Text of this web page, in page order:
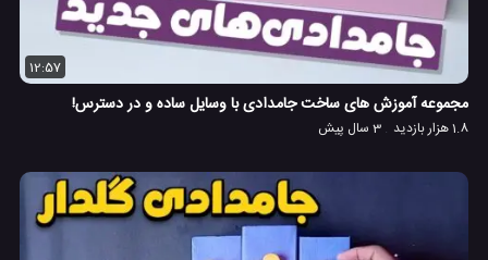
12:57
مجموعه آموزش های ساخت جامدادی با وسایل ساده و در دسترس!
1.8 هزار بازدید 3 سال پیش